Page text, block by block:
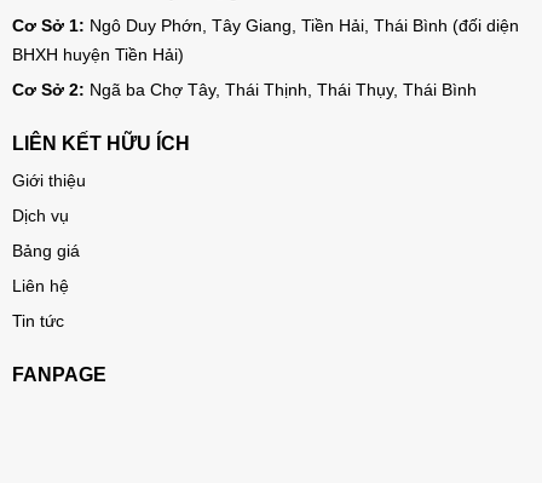
Cơ Sở 1: Ngô Duy Phớn, Tây Giang, Tiền Hải, Thái Bình (đối diện
BHXH huyện Tiền Hải)
Cơ Sở 2: Ngã ba Chợ Tây, Thái Thịnh, Thái Thụy, Thái Bình
LIÊN KẾT HỮU ÍCH
Giới thiệu
Dịch vụ
Bảng giá
Liên hệ
Tin tức
FANPAGE